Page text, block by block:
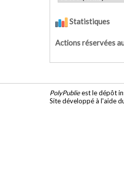
Statistiques
Actions réservées
PolyPublieest le dépôt
Site développé à l'aide